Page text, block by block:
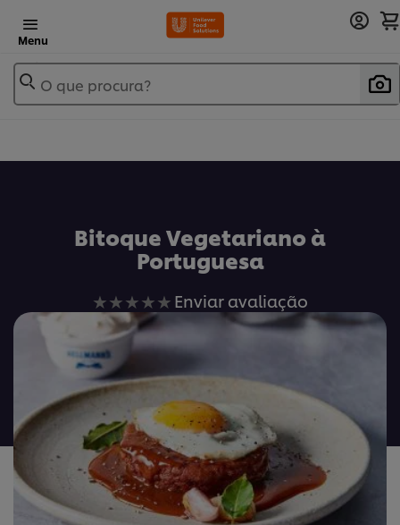
Menu
O que procura?
Bitoque Vegetariano à
Portuguesa
Nenhuma
avaliação
enviada
para
recipe
Enviar avaliação